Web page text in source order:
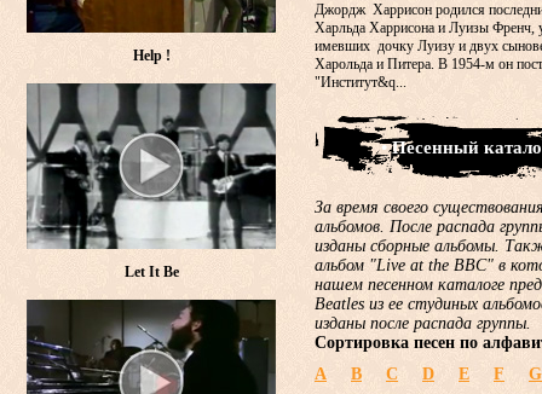
Джордж Харрисон родился
Харльда Харрисона и Луизы Френч,
имевших дочку Луизу и двух
Харольда и Питера. В 1954-м он
"Институт&q...
• Песенный
За время своего
альбомов. После распада
изданы сборные альбомы.
альбом "Live at the BBC" в
нашем песенном каталоге
Beatles из ее студиных
изданы после распада группы.
Сортировка песен по
A
B C D E F
G
Help !
Let It Be